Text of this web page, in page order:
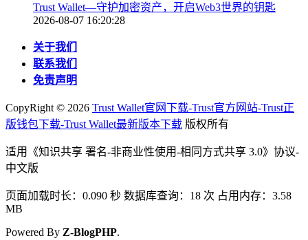
Trust Wallet—守护加密资产，开启Web3世界的钥匙
2026-08-07 16:20:28
关于我们
联系我们
免责声明
CopyRight © 2026 Trust Wallet官网下载-Trust官方网站-Trust正
版钱包下载-Trust Wallet最新版本下载 版权所有
适用《知识共享 署名-非商业性使用-相同方式共享 3.0》协议-
中文版
页面加载时长：0.090 秒 数据库查询：18 次 占用内存：3.58
MB
Powered By Z-BlogPHP.